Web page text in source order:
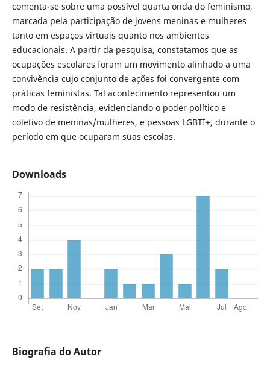
comenta-se sobre uma possível quarta onda do feminismo,
marcada pela participação de jovens meninas e mulheres
tanto em espaços virtuais quanto nos ambientes
educacionais. A partir da pesquisa, constatamos que as
ocupações escolares foram um movimento alinhado a uma
convivência cujo conjunto de ações foi convergente com
práticas feministas. Tal acontecimento representou um
modo de resistência, evidenciando o poder político e
coletivo de meninas/mulheres, e pessoas LGBTI+, durante o
período em que ocuparam suas escolas.
Downloads
Biografia do Autor